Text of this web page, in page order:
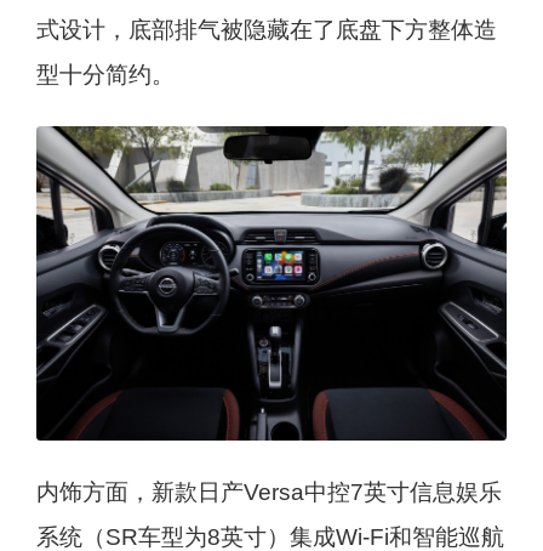
式设计，底部排气被隐藏在了底盘下方整体造
型十分简约。
内饰方面，新款日产Versa中控7英寸信息娱乐
系统（SR车型为8英寸）集成Wi-Fi和智能巡航